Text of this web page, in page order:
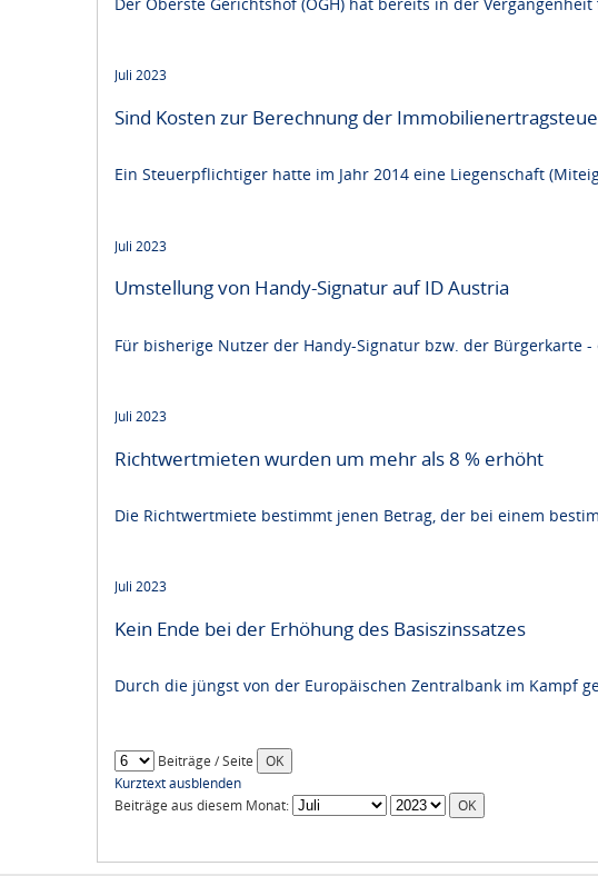
Juli 2023
Sind Kosten zur Berechnung der
Ein Steuerpflichtiger hatte im Jahr 2014 eine Liegenschaft
Juli 2023
Umstellung von Handy-Signatur auf ID Austria
Für bisherige Nutzer der Handy-Signatur bzw. der Bürgerkarte
Juli 2023
Richtwertmieten wurden um mehr als 8 % erhöht
Die Richtwertmiete bestimmt jenen Betrag, der bei einem
Juli 2023
Kein Ende bei der Erhöhung des Basiszinssatzes
Durch die jüngst von der Europäischen Zentralbank im Kampf
Beiträge / Seite
Kurztext ausblenden
Beiträge aus diesem Monat: